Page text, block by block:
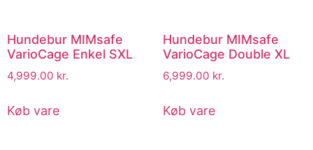
Hundebur MIMsafe
VarioCage Enkel SXL
4,999.00 kr.
Køb vare
Hundebur MIMsafe
VarioCage Double XL
6,999.00 kr.
Køb vare